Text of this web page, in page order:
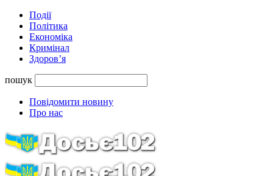
Події
Політика
Економіка
Кримінал
Здоров’я
пошук
Повідомити новину
Про нас